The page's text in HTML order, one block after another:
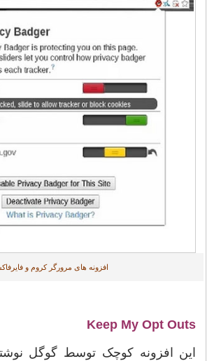
افزونه های مرورگر کروم و
Keep My Opt Outs
این افزونه کوچک توسط گوگل